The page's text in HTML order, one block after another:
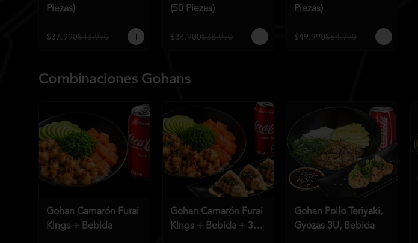
Piezas)
$37.990$43.990
(50 Piezas)
$34.900$38.990
Piezas)
$49.990$54.990
Combinaciones Gohans
Gohan Camarón Furai
Kings + Bebida
Gohan Camarón Furai
Kings + Bebida + 3
Gohan Pollo Teriyaki,
Gyozas 3U, Bebida